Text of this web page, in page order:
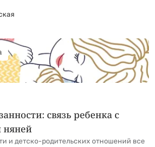
и не должна заменять маму. Ее роль
и техническими вопросами, чтобы у
journal/nyanya-dlya-
a>
связь ребенка с
няней
и детско-родительских отношений все